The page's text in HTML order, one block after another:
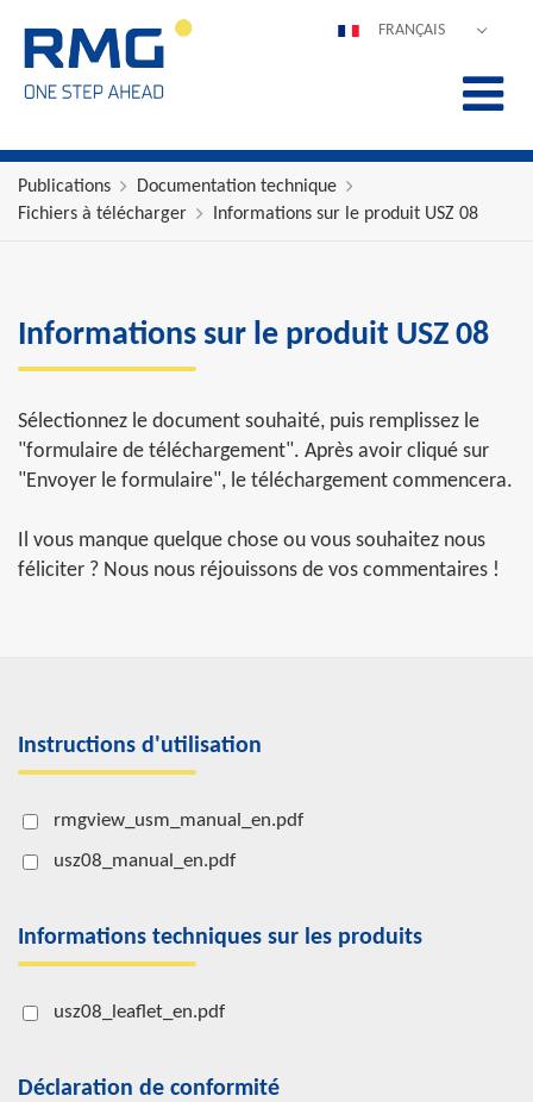
FRANÇAIS
ITALIANO
Publications
Documentation technique
Fichiers à télécharger
Informations sur le produit USZ 08
Informations sur le produit USZ 08
Sélectionnez le document souhaité, puis remplissez le
"formulaire de téléchargement". Après avoir cliqué sur
"Envoyer le formulaire", le téléchargement commencera.
Il vous manque quelque chose ou vous souhaitez nous
féliciter ? Nous nous réjouissons de vos commentaires !
Instructions d'utilisation
rmgview_usm_manual_en.pdf
usz08_manual_en.pdf
Informations techniques sur les produits
usz08_leaflet_en.pdf
Déclaration de conformité